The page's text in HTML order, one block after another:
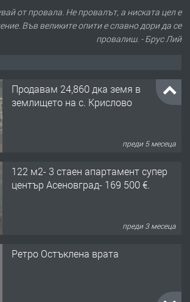
от провала. Не провалът, а ниската цел е
Във великите опити е славно дори да се
провалиш. - Брус Лий
Продавам 24,860 дка земя в
землището на с. Крислово
преди 5 месеца
122 м2- 3 стаен апартамент супер
център Асеновград- 169 500 €.
преди 3 месеца
Ретро Остъклена врата